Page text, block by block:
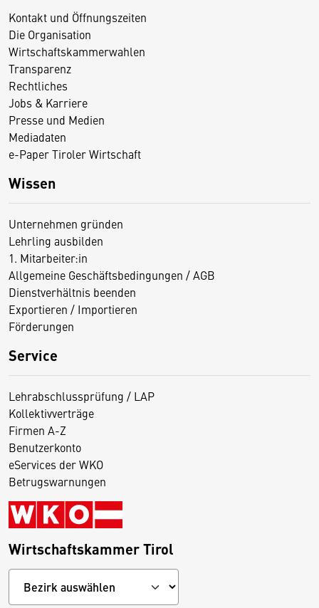
Kontakt und Öffnungszeiten
Die Organisation
Wirtschaftskammerwahlen
Transparenz
Rechtliches
Jobs & Karriere
Presse und Medien
Mediadaten
e-Paper Tiroler Wirtschaft
Wissen
Unternehmen gründen
Lehrling ausbilden
1. Mitarbeiter:in
Allgemeine Geschäftsbedingungen / AGB
Dienstverhältnis beenden
Exportieren / Importieren
Förderungen
Service
Lehrabschlussprüfung / LAP
Kollektivverträge
Firmen A-Z
Benutzerkonto
eServices der WKO
Betrugswarnungen
Wirtschaftskammer Tirol